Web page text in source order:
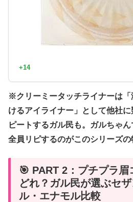
+14
※クリーミータッチライナーは
けるアイライナー」として他社
ピートするガル民も。ガルちゃ
全員リピするのがこのシリーズの
🎯 PART 2：プチプラ眉
どれ？ガル民が選ぶセ
ル・エナモル比較